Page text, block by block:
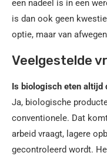
een nadeel is in een
is dan ook geen
optie, maar van
Veelgestelde
Is biologisch eten altijd
Ja, biologische
conventionele. Dat
arbeid vraagt, lagere
gecontroleerd wordt.